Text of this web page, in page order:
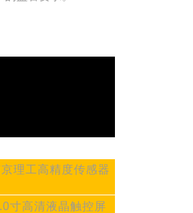
理工高精度传感器
寸高清液晶触控屏